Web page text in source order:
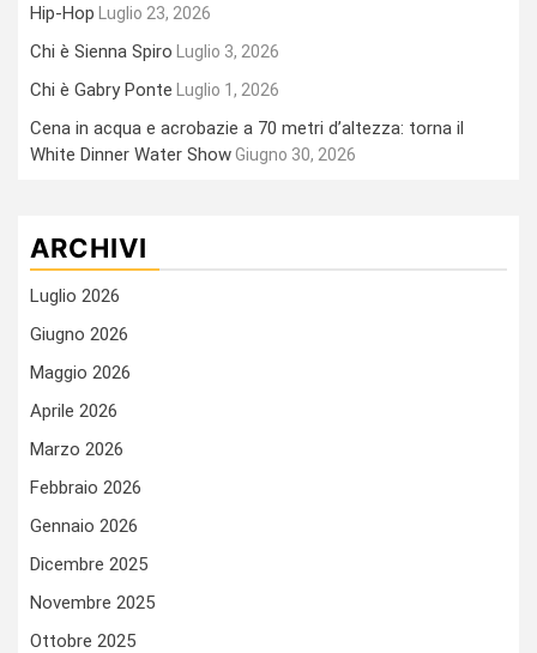
Hip-Hop
Luglio 23, 2026
Chi è Sienna Spiro Luglio 3, 2026
Chi è Gabry Ponte Luglio 1, 2026
Cena in acqua e acrobazie a 70 metri d’altezza: torna il
White Dinner Water ShowGiugno 30, 2026
ARCHIVI
Luglio 2026
Giugno 2026
Maggio 2026
Aprile 2026
Marzo 2026
Febbraio 2026
Gennaio 2026
Dicembre 2025
Novembre 2025
Ottobre 2025